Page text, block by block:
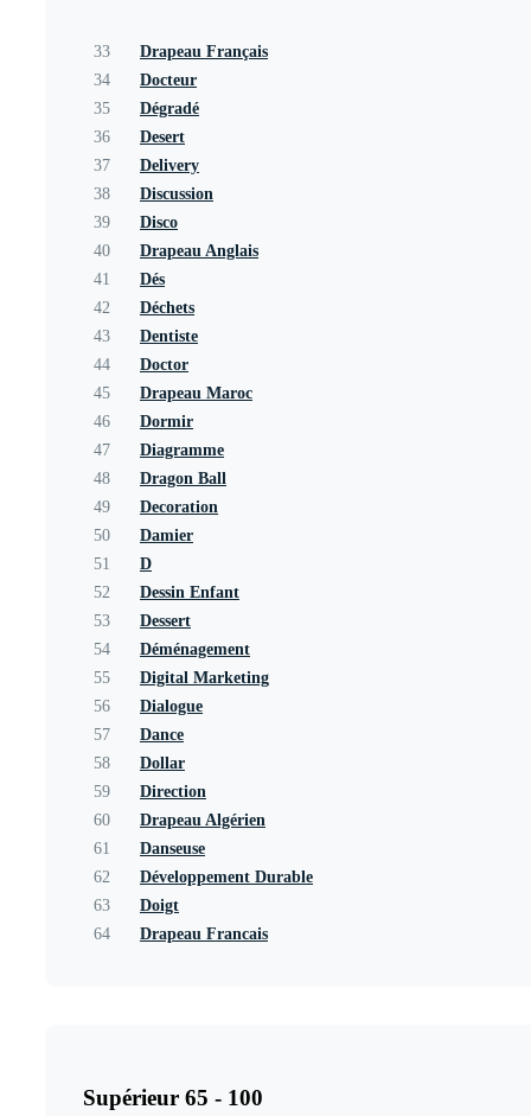
33
Drapeau Français
34
Docteur
35
Dégradé
36
Desert
37
Delivery
38
Discussion
39
Disco
40
Drapeau Anglais
41
Dés
42
Déchets
43
Dentiste
44
Doctor
45
Drapeau Maroc
46
Dormir
47
Diagramme
48
Dragon Ball
49
Decoration
50
Damier
51
D
52
Dessin Enfant
53
Dessert
54
Déménagement
55
Digital Marketing
56
Dialogue
57
Dance
58
Dollar
59
Direction
60
Drapeau Algérien
61
Danseuse
62
Développement Durable
63
Doigt
64
Drapeau Francais
Supérieur 65 - 100